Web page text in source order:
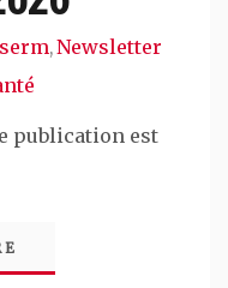
,Newsletter
publication est